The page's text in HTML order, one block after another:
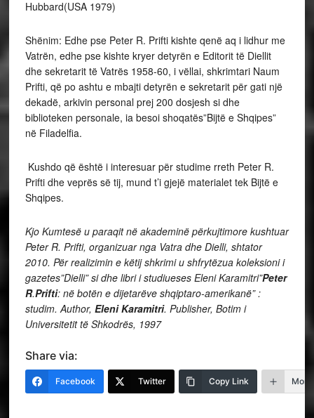
Hubbard(USA 1979)
Shënim: Edhe pse Peter R. Prifti kishte qenë aq i lidhur me
Vatrën, edhe pse kishte kryer detyrën e Editorit të Diellit
dhe sekretarit të Vatrës 1958-60, i vëllai, shkrimtari Naum
Prifti, që po ashtu e mbajti detyrën e sekretarit për gati një
dekadë, arkivin personal prej 200 dosjesh si dhe
biblioteken personale, ia besoi shoqatës”Bijtë e Shqipes”
në Filadelfia.
Kushdo që është i interesuar për studime rreth Peter R.
Prifti dhe veprës së tij, mund t’i gjejë materialet tek Bijtë e
Shqipes.
Kjo Kumtesë u paraqit në akademinë përkujtimore kushtuar
Peter R. Prifti, organizuar nga Vatra dhe Dielli, shtator
2010. Për realizimin e këtij shkrimi u shfrytëzua koleksioni i
gazetes”Dielli” si dhe libri i studiueses Eleni Karamitri”Peter
R.Prifti: në botën e dijetarëve shqiptaro-amerikanë” :
studim. Author, Eleni Karamitri. Publisher, Botim i
Universitetit të Shkodrës, 1997
Share via:
Facebook Twitter Copy Link More